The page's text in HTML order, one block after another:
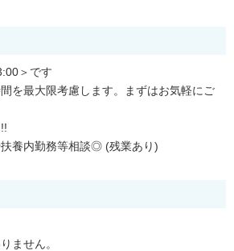
＞です
を最大限考慮します。まずはお気軽にご
養内勤務等相談◎ (残業あり)
ません。